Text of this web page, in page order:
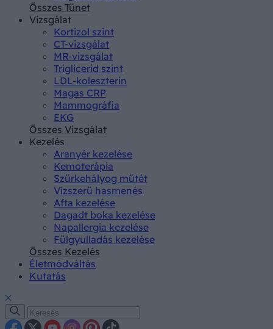
Összes Tünet
Vizsgálat
Kortizol szint
CT-vizsgálat
MR-vizsgálat
Triglicerid szint
LDL-koleszterin
Magas CRP
Mammográfia
EKG
Összes Vizsgálat
Kezelés
Aranyér kezelése
Kemoterápia
Szürkehályog műtét
Vízszerű hasmenés
Afta kezelése
Dagadt boka kezelése
Napallergia kezelése
Fülgyulladás kezelése
Összes Kezelés
Életmódváltás
Kutatás